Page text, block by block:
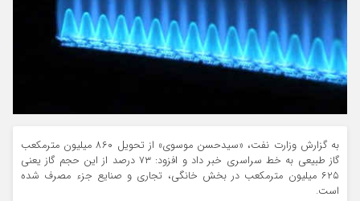
به گزارش وزارت نفت، «سیدحسن موسوی» از تحویل ۸۶۰ میلیون مترمکعب
گاز طبیعی به خط سراسری خبر داد و افزود: ۷۳ درصد از این حجم گاز یعنی
۶۲۵ میلیون مترمکعب در بخش خانگی، تجاری و صنایع جزء مصرف شده
است.